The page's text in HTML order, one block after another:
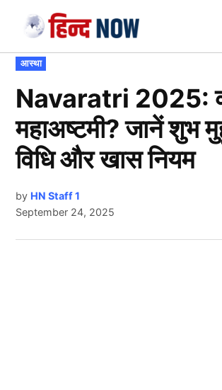
content
POSTED
IN
आस्था
Navaratri 2025:
महाअष्टमी? जानें शुभ
विधि और खास नियम
by HN Staff 1
September 24, 2025